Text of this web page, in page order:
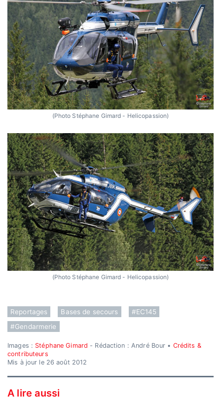
(Photo Stéphane Gimard - Helicopassion)
(Photo Stéphane Gimard - Helicopassion)
Reportages Bases de secours
#EC145
#Gendarmerie
Images : Stéphane Gimard - Rédaction : André Bour • Crédits &
contributeurs
Mis à jour le 26 août 2012
A lire aussi